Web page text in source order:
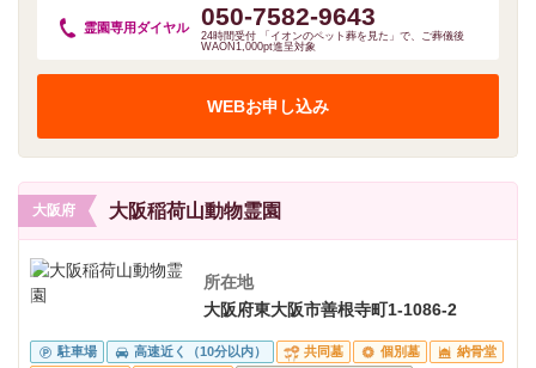
霊園専用 ダイヤル 050-7582-9643
24時間受付 「イオンのペット葬を見た」で、ご葬儀後
WAON1,000pt進呈対象
WEBお申し込み
大阪府 大阪稲荷山動物霊園
所在地
大阪府東大阪市善根寺町1-1086-2
駐車場 高速近く（10分以内） 共同墓 個別墓
納骨堂